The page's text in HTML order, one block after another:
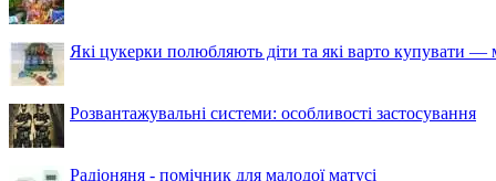
Які цукерки полюбляють діти та які варто купувати —
Розвантажувальні системи: особливості застосування
Радіоняня - помічник для малодої матусі